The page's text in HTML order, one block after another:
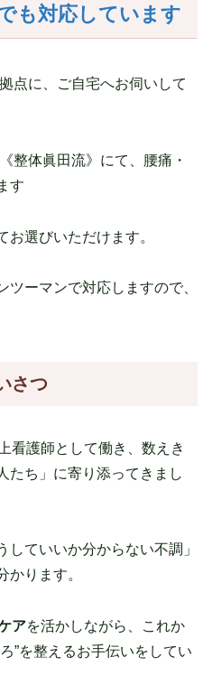
も対応しています
点に、ご自宅へお伺いして
整体眞田流》にて、腰痛・
す
お選びいただけます。
ーマンで対応しますので、
さつ
看護師として働き、数えき
たち」に寄り添ってきまし
ていいか分からない不調」
かります。
アを活かしながら、これか
”を整えるお手伝いをしてい